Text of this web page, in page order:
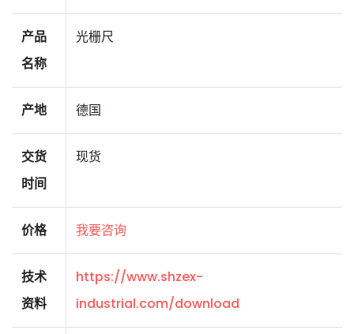
产品
名称
光栅尺
产地 德国
交货
时间
现货
价格 我要咨询
技术
资料
https://www.shzex-
industrial.com/download